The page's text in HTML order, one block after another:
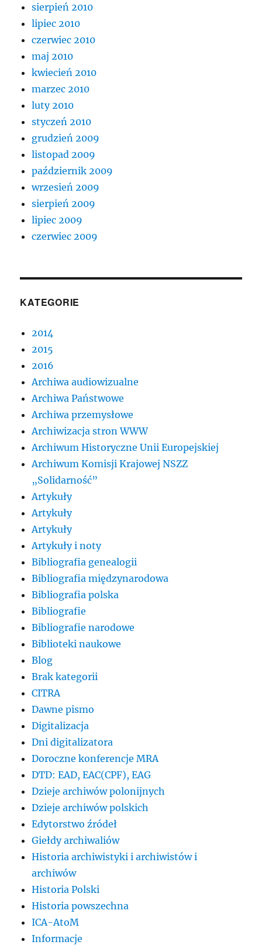
sierpień 2010
lipiec 2010
czerwiec 2010
maj 2010
kwiecień 2010
marzec 2010
luty 2010
styczeń 2010
grudzień 2009
listopad 2009
październik 2009
wrzesień 2009
sierpień 2009
lipiec 2009
czerwiec 2009
KATEGORIE
2014
2015
2016
Archiwa audiowizualne
Archiwa Państwowe
Archiwa przemysłowe
Archiwizacja stron WWW
Archiwum Historyczne Unii Europejskiej
Archiwum Komisji Krajowej NSZZ
„Solidarność”
Artykuły
Artykuły
Artykuły
Artykuły i noty
Bibliografia genealogii
Bibliografia międzynarodowa
Bibliografia polska
Bibliografie
Bibliografie narodowe
Biblioteki naukowe
Blog
Brak kategorii
CITRA
Dawne pismo
Digitalizacja
Dni digitalizatora
Doroczne konferencje MRA
DTD: EAD, EAC(CPF), EAG
Dzieje archiwów polonijnych
Dzieje archiwów polskich
Edytorstwo źródeł
Giełdy archiwaliów
Historia archiwistyki i archiwistów i
archiwów
Historia Polski
Historia powszechna
ICA-AtoM
Informacje